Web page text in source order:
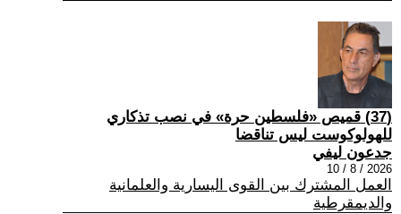
(37) قميص «فلسطين حرة» في نصب تذكاري
للهولوكوست ليس تناقضا
جدعون ليفي
2026 / 8 / 10
العمل المشترك بين القوى اليسارية والعلمانية
والديمقرطية